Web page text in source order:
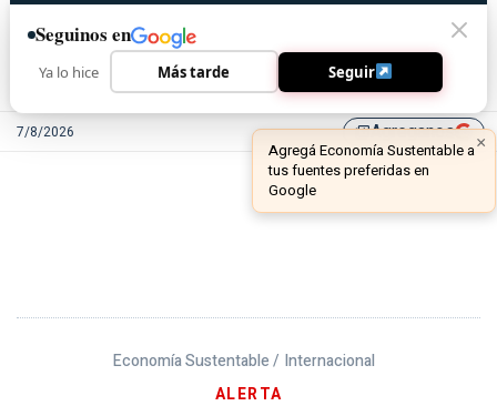
7/8/2026 library_addAgreganos
Economía Sustentable / Internacional
ALERTA
Seguinos en
Ya lo hice Más tarde Seguir